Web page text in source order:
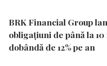
BRK Financial Group
obligațiuni de până la
dobândă de 12% pe an